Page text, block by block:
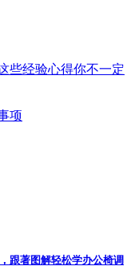
些经验心得你不一定
项
跟著图解轻松学办公椅调